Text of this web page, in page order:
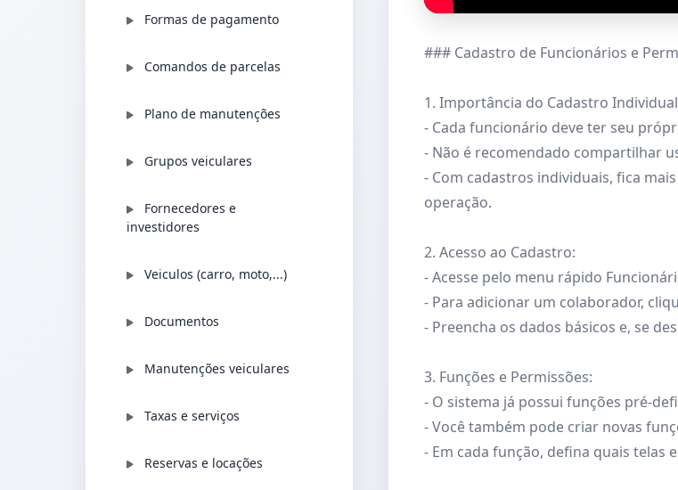
Formas de pagamento
Comandos de parcelas
Plano de manutenções
Grupos veiculares
Fornecedores e
investidores
Veiculos (carro, moto,...)
Documentos
Manutenções veiculares
Taxas e serviços
Reservas e locações
### Cadastro de Funcionários e
1. Importância do Cadastro
- Cada funcionário deve ter seu
- Não é recomendado compartilhar
- Com cadastros individuais, fica
operação.
2. Acesso ao Cadastro:
- Acesse pelo menu rápido
- Para adicionar um colaborador,
- Preencha os dados básicos e, se
3. Funções e Permissões:
- O sistema já possui funções pré-
- Você também pode criar novas
- Em cada função, defina quais telas